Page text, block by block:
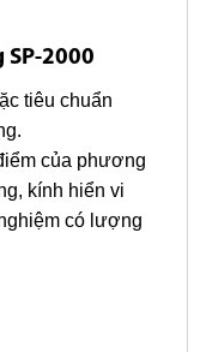
SP-2000
tiêu chuẩn
của phương
kính hiển vi
có lượng